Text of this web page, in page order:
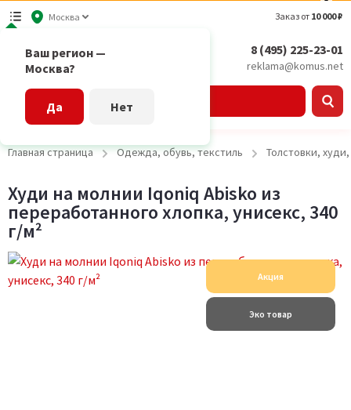
Москва
Ваш регион —
Москва?
Да Нет
Заказ от 10 000 ₽
8 (495) 225-23-01
reklama@komus.net
Главная страница Одежда, обувь, текстиль Толстовки,
Худи на молнии Iqoniq Abisko из
переработанного хлопка, унисекс, 340
г/м²
Акция
Эко товар